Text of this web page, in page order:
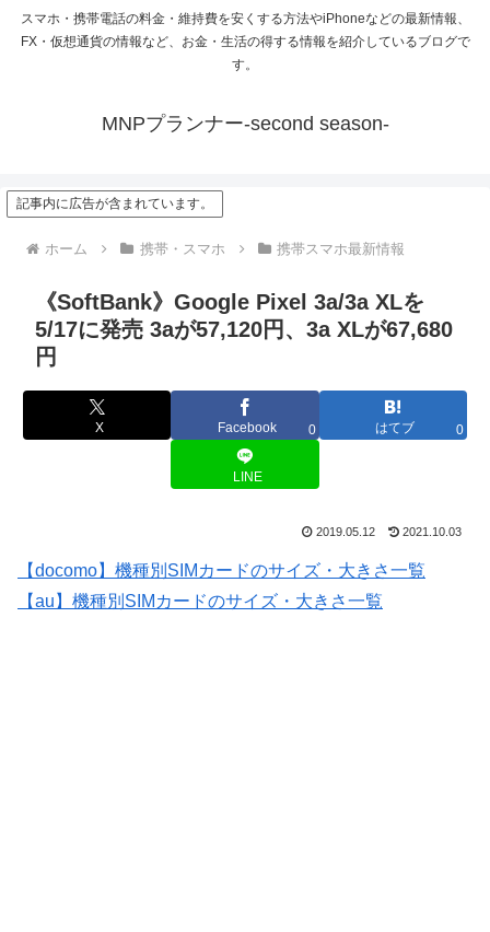
スマホ・携帯電話の料金・維持費を安くする方法やiPhoneなどの最新情報、
FX・仮想通貨の情報など、お金・生活の得する情報を紹介しているブログで
す。
MNPプランナー-second season-
記事内に広告が含まれています。
ホーム 携帯・スマホ 携帯スマホ最新情報
《SoftBank》Google Pixel 3a/3a XLを
5/17に発売 3aが57,120円、3a XLが67,680
円
X Facebook 0 はてブ 0
LINE
2019.05.12 2021.10.03
【docomo】機種別SIMカードのサイズ・大きさ一覧
【au】機種別SIMカードのサイズ・大きさ一覧